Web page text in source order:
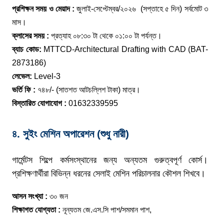
প্রশিক্ষন সময় ও মেয়াদ : জুলাই-সেপ্টেম্বর/২০২৬ (সপ্তাহে ৫ দিন) সর্বমোট ৩
মাস।
ক্লাসের সময় : প্রত্যাহ ০৮:৩০ টা থেকে ০১:০০ টা পর্যন্ত।
ব্যাচ কোড: MTTCD-Architectural Drafting with CAD (BAT-
2873186)
লেভেল: Level-3
ভর্তি ফি : ৭৪৮/- (সাতশত আটচল্লিশ টাকা) মাত্র।
বিস্তারিত যোগাযোগ : 01632339595
৪. সুইং মেশিন অপারেশন (শুধু নারী)
গার্মেন্টস শিল্পে কর্মসংস্থানের জন্য অন্যতম গুরুত্বপূর্ণ কোর্স।
প্রশিক্ষণার্থীরা বিভিন্ন ধরনের সেলাই মেশিন পরিচালনার কৌশল শিখবে।
আসন সংখ্যা : ৩০ জন
শিক্ষাগত যোগ্যতা : নূন্যতম জে.এস.সি পাশ/সমমান পাশ,